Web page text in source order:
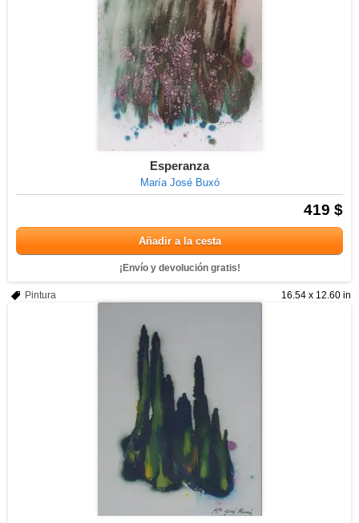
Esperanza
María José Buxó
419 $
Añadir a la cesta
¡Envío y devolución gratis!
16.54 x 12.60 in
Pintura